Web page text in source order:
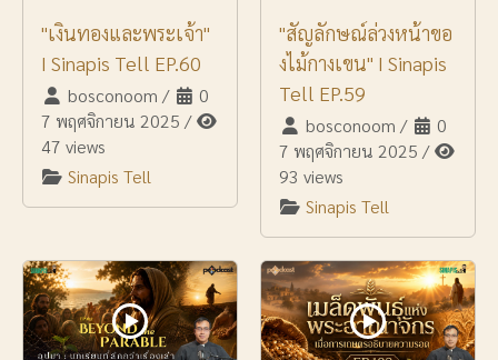
"เงินทองและพระเจ้า"
I Sinapis Tell EP.60
bosconoom /
0
7 พฤศจิกายน 2025 /
47 views
Sinapis Tell
"สัญลักษณ์ล่วงหน้าขอ
งไม้กางเขน" I Sinapis
Tell EP.59
bosconoom /
0
7 พฤศจิกายน 2025 /
93 views
Sinapis Tell